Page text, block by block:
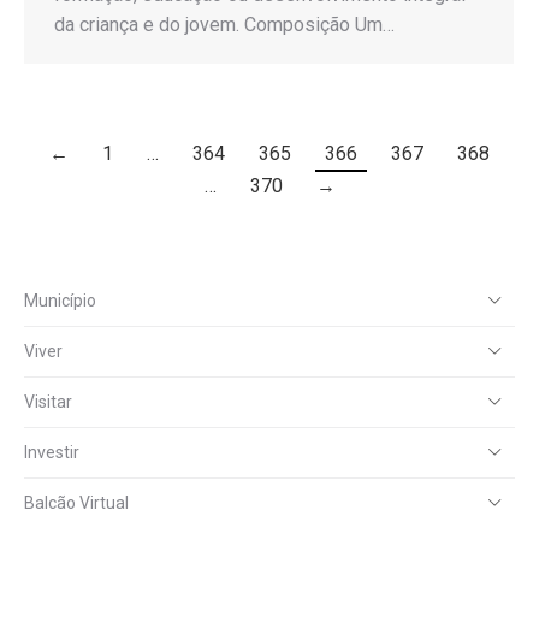
da criança e do jovem. Composição Um…
← 1 … 364 365 366 367
368
…
370 →
Município
Viver
Visitar
Investir
Balcão Virtual